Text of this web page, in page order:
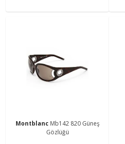
Montblanc Mb142 820 Güneş
Gözlüğü